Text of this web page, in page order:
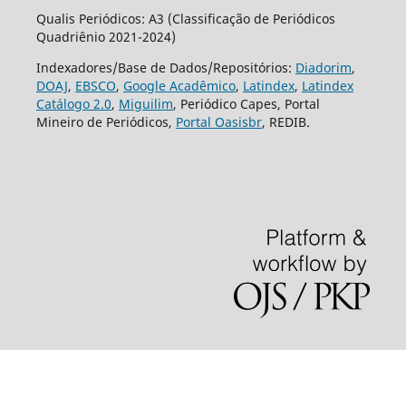
Qualis Periódicos: A3 (Classificação de Periódicos
Quadriênio 2021-2024)
Indexadores/Base de Dados/Repositórios: Diadorim,
DOAJ, EBSCO, Google Acadêmico, Latindex, Latindex
Catálogo 2.0, Miguilim, Periódico Capes, Portal
Mineiro de Periódicos, Portal Oasisbr, REDIB.